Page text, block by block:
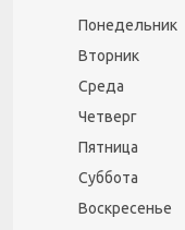
Понедельник
Вторник
Среда
Четверг
Пятница
Суббота
Воскресенье